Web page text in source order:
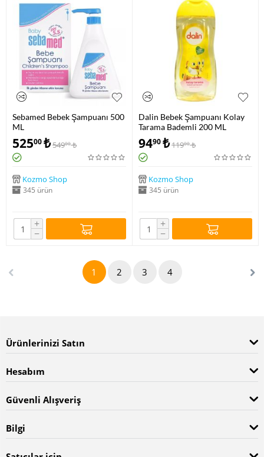
Sebamed Bebek Şampuanı 500
ML
52500₺54900 ₺
Kozmo Shop
345 ürün
+
−
Dalin Bebek Şampuanı Kolay
Tarama Bademli 200 ML
9490₺11900 ₺
Kozmo Shop
345 ürün
+
−
1 2 3 4
Ürünlerinizi Satın
Hesabım
Güvenli Alışveriş
Bilgi